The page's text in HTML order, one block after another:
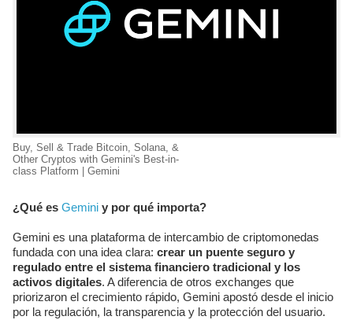
Buy, Sell & Trade Bitcoin, Solana, &
Other Cryptos with Gemini's Best-in-
class Platform | Gemini
¿Qué es Gemini y por qué importa?
Gemini es una plataforma de intercambio de criptomonedas
fundada con una idea clara: crear un puente seguro y
regulado entre el sistema financiero tradicional y los
activos digitales. A diferencia de otros exchanges que
priorizaron el crecimiento rápido, Gemini apostó desde el inicio
por la regulación, la transparencia y la protección del usuario.